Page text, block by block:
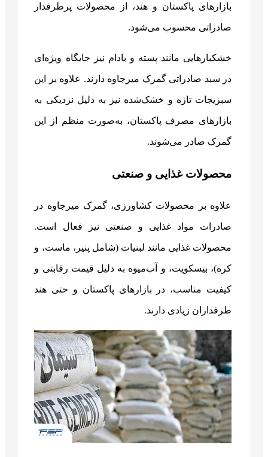
بازارهای پاکستان و هند، از محصولات پرطرفدار
صادراتی محسوب می‌شود.
خشکبارهایی مانند پسته و بادام نیز جایگاه ویژه‌ای
در سبد صادراتی گمرک میرجاوه دارند. علاوه بر این
سبزیجات تازه و خشک‌شده نیز به دلیل نزدیکی به
بازارهای مصرف پاکستان، به‌صورت منظم از این
گمرک صادر می‌شوند.
محصولات غذایی و صنعتی
علاوه بر محصولات کشاورزی، گمرک میرجاوه در
صادرات مواد غذایی و صنعتی نیز فعال است.
محصولات غذایی مانند لبنیات (شامل پنیر، ماست، و
کره)، بیسکویت، و آب‌میوه به دلیل قیمت رقابتی و
کیفیت مناسب، در بازارهای پاکستان و حتی هند
طرفداران زیادی دارند.